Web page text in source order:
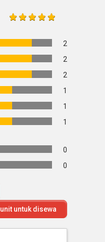
2
2
2
1
1
1
0
0
unit untuk disewa